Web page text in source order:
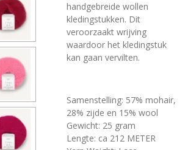
handgebreide wollen
kledingstukken. Dit
veroorzaakt wrijving
waardoor het kledingstuk
kan gaan vervilten.
Samenstelling: 57% mohair,
28% zijde en 15% wool
Gewicht: 25 gram
Lengte: ca 212 METER